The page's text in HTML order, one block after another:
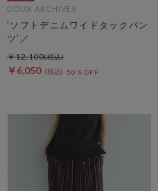
DOUX ARCHIVES
’ソフトデニムワイドタックパン
ツ’／
￥6,050 50％OFF
￥12,100